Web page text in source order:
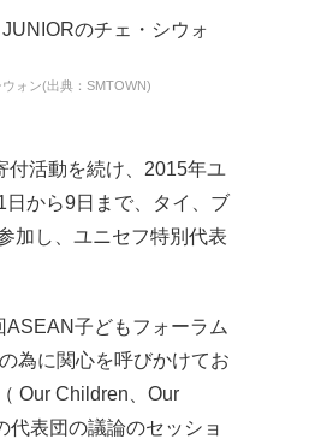
ォン(出典：SMTOWN)
付活動を続け、2015年ユ
から9日まで、タイ、ブ
加し、ユニセフ特別代表
子どもフォーラム
為に関心を呼びかけてお
Our Children、Our
代表団の議論のセッショ